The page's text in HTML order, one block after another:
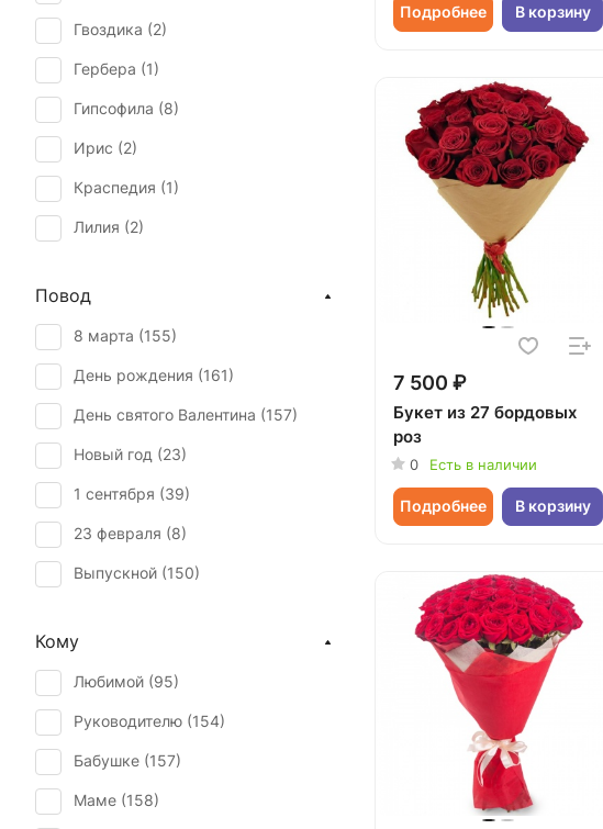
Подробнее В корзину
7 500 ₽
Букет из 27 бордовых
роз
0 Есть в наличии
Подробнее В корзину
Гвоздика (2)
Гербера (1)
Гипсофила (8)
Ирис (2)
Краспедия (1)
Лилия (2)
Роза кустовая (
Статица ( 1)
Хризантема (3)
Повод
8 марта (155)
День рождения (161)
День святого Валентина (157)
Новый год (23)
1 сентября (39)
23 февраля (8)
Выпускной (150)
День учителя (
Пасха (3)
Первое свидание (153
Последний звонок (
Рождение ребенка (
Кому
Любимой (95)
Руководителю (154)
Бабушке (157)
Маме (158)